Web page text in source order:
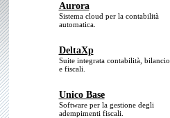
Aurora
Sistema cloud per la contabilità
automatica.
DeltaXp
Suite integrata contabilità, bilancio
e fiscali.
Unico Base
Software per la gestione degli
adempimenti fiscali.